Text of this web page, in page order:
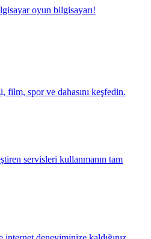
oyun bilgisayarı!
film, spor ve dahasını keşfedin.
servisleri kullanmanın tam